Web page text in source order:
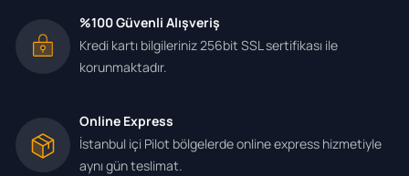
%100 Güvenli Alışveriş
Kredi kartı bilgileriniz 256bit SSL sertifikası ile
korunmaktadır.
Online Express
İstanbul içi Pilot bölgelerde online express hizmetiyle
aynı gün teslimat.